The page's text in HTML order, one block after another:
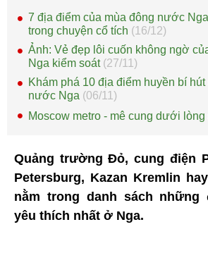
7 địa điểm của mùa đông nước
trong chuyện cổ tích (16/12)
Ảnh: Vẻ đẹp lôi cuốn không ngờ
Nga kiểm soát (27/11)
Khám phá 10 địa điểm huyền bí
nước Nga (06/11)
Moscow metro - mê cung dưới
Quảng trường Đỏ, cung điện
Petersburg, Kazan Kremlin
nằm trong danh sách những
yêu thích nhất ở Nga.